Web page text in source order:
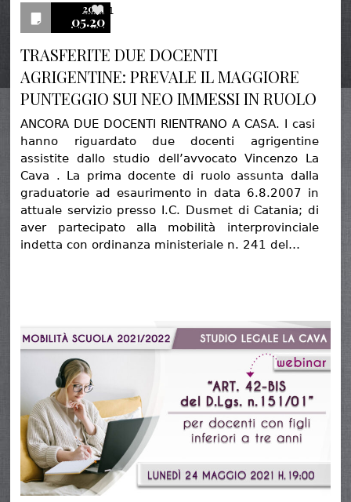
2021
05.20
1
TRASFERITE DUE DOCENTI
AGRIGENTINE: PREVALE IL MAGGIORE
PUNTEGGIO SUI NEO IMMESSI IN RUOLO
ANCORA DUE DOCENTI RIENTRANO A CASA. I casi
hanno riguardato due docenti agrigentine
assistite dallo studio dell’avvocato Vincenzo La
Cava . La prima docente di ruolo assunta dalla
graduatorie ad esaurimento in data 6.8.2007 in
attuale servizio presso I.C. Dusmet di Catania; di
aver partecipato alla mobilità interprovinciale
indetta con ordinanza ministeriale n. 241 del…